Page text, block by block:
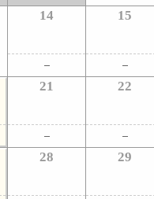
14 15
21 22
28 29